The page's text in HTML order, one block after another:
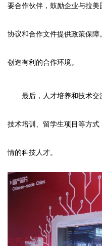
要合作伙伴，鼓励企业与拉
协议和合作文件提供政策保
创造有利的合作环境。
最后，人才培养和技术交
技术培训、留学生项目等方
情的科技人才。